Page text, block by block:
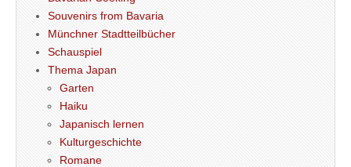
Souvenirs from Bavaria
Münchner Stadtteilbücher
Schauspiel
Thema Japan
Garten
Haiku
Japanisch lernen
Kulturgeschichte
Romane